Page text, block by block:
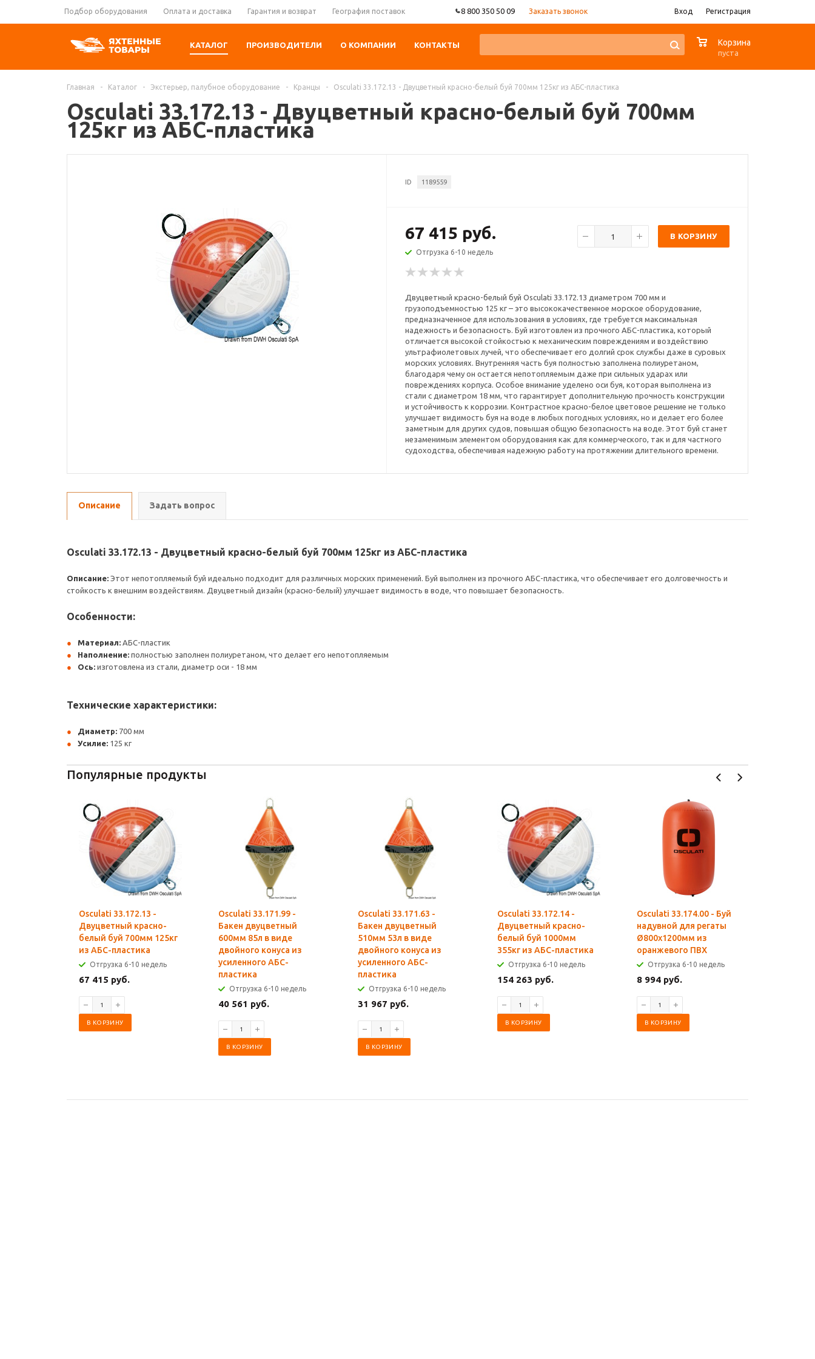
Подбор оборудования Оплата и доставка Гарантия и возврат География поставок 8 800 350 50 09 Заказать звонок Вход Регистрация
КАТАЛОГ ПРОИЗВОДИТЕЛИ О КОМПАНИИ КОНТАКТЫ Корзина
пуста
Главная - Каталог - Экстерьер, палубное оборудование - Кранцы - Osculati 33.172.13 - Двуцветный красно-белый буй 700мм 125кг из АБС-пластика
Osculati 33.172.13 - Двуцветный красно-белый буй 700мм
125кг из АБС-пластика
ID 1189559
67 415 руб.
Отгрузка 6-10 недель
В КОРЗИНУ
Двуцветный красно-белый буй Osculati 33.172.13 диаметром 700 мм и
грузоподъемностью 125 кг – это высококачественное морское оборудование,
предназначенное для использования в условиях, где требуется максимальная
надежность и безопасность. Буй изготовлен из прочного АБС-пластика, который
отличается высокой стойкостью к механическим повреждениям и воздействию
ультрафиолетовых лучей, что обеспечивает его долгий срок службы даже в суровых
морских условиях. Внутренняя часть буя полностью заполнена полиуретаном,
благодаря чему он остается непотопляемым даже при сильных ударах или
повреждениях корпуса. Особое внимание уделено оси буя, которая выполнена из
стали с диаметром 18 мм, что гарантирует дополнительную прочность конструкции
и устойчивость к коррозии. Контрастное красно-белое цветовое решение не только
улучшает видимость буя на воде в любых погодных условиях, но и делает его более
заметным для других судов, повышая общую безопасность на воде. Этот буй станет
незаменимым элементом оборудования как для коммерческого, так и для частного
судоходства, обеспечивая надежную работу на протяжении длительного времени.
Описание Задать вопрос
Osculati 33.172.13 - Двуцветный красно-белый буй 700мм 125кг из АБС-пластика
Описание: Этот непотопляемый буй идеально подходит для различных морских применений. Буй выполнен из прочного АБС-пластика, что обеспечивает его долговечность и
стойкость к внешним воздействиям. Двуцветный дизайн (красно-белый) улучшает видимость в воде, что повышает безопасность.
Особенности:
Материал: АБС-пластик
Наполнение: полностью заполнен полиуретаном, что делает его непотопляемым
Ось: изготовлена из стали, диаметр оси - 18 мм
Технические характеристики:
Диаметр: 700 мм
Усилие: 125 кг
Популярные продукты
Osculati 33.172.13 -
Двуцветный красно-
белый буй 700мм 125кг
из АБС-пластика
Отгрузка 6-10 недель
67 415 руб.
В КОРЗИНУ
Osculati 33.171.99 -
Бакен двуцветный
600мм 85л в виде
двойного конуса из
усиленного АБС-
пластика
Отгрузка 6-10 недель
40 561 руб.
В КОРЗИНУ
Osculati 33.171.63 -
Бакен двуцветный
510мм 53л в виде
двойного конуса из
усиленного АБС-
пластика
Отгрузка 6-10 недель
31 967 руб.
В КОРЗИНУ
Osculati 33.172.14 -
Двуцветный красно-
белый буй 1000мм
355кг из АБС-пластика
Отгрузка 6-10 недель
154 263 руб.
В КОРЗИНУ
Osculati 33.174.00 - Буй
надувной для регаты
Ø800x1200мм из
оранжевого ПВХ
Отгрузка 6-10 недель
8 994 руб.
В КОРЗИНУ